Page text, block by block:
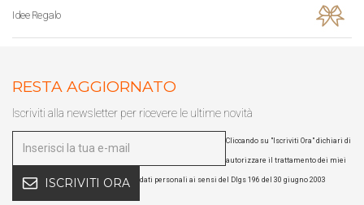
Idee Regalo
RESTA AGGIORNATO
Iscriviti alla newsletter per ricevere le ultime novità
ISCRIVITI ORA
Cliccando su "Iscriviti Ora" dichiari di
autorizzare il trattamento dei miei
dati personali ai sensi del Dlgs 196 del 30 giugno 2003